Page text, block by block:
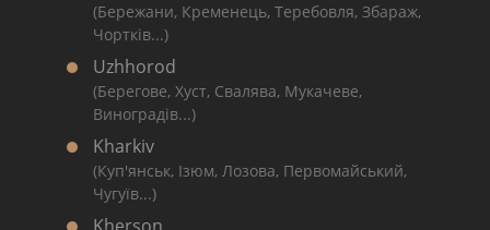
(Бережани, Кременець, Теребовля, Збараж,
Чортків...)
Uzhhorod
(Берегове, Хуст, Свалява, Мукачеве,
Виноградів...)
Kharkiv
(Куп'янськ, Ізюм, Лозова, Первомайський,
Чугуїв...)